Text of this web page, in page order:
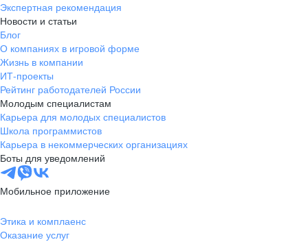
Экспертная рекомендация
Новости и статьи
Блог
О компаниях в игровой форме
Жизнь в компании
ИТ-проекты
Рейтинг работодателей России
Молодым специалистам
Карьера для молодых специалистов
Школа программистов
Карьера в некоммерческих организациях
Боты для уведомлений
Мобильное приложение
Этика и комплаенс
Оказание услуг